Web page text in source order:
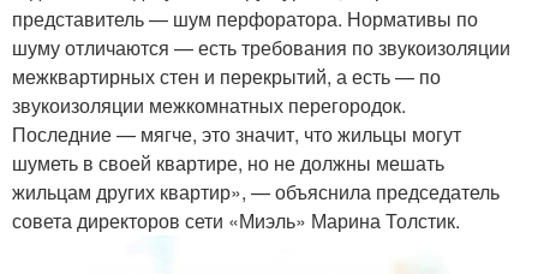
представитель — шум перфоратора. Нормативы по
шуму отличаются — есть требования по звукоизоляции
межквартирных стен и перекрытий, а есть — по
звукоизоляции межкомнатных перегородок.
Последние — мягче, это значит, что жильцы могут
шуметь в своей квартире, но не должны мешать
жильцам других квартир», — объяснила председатель
совета директоров сети «Миэль» Марина Толстик.